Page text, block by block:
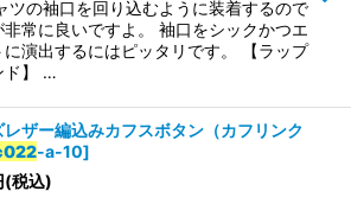
ツの袖口を回り込むように装着するので
非常に良いですよ。 袖口をシックかつエ
に演出するにはピッタリです。 【ラップ
ド】 …
レザー編込みカフスボタン（カフリンク
-a-10]
(税込)